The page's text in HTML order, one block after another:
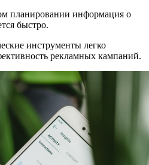
планировании информация о
быстро.
инструменты легко
рекламных кампаний.